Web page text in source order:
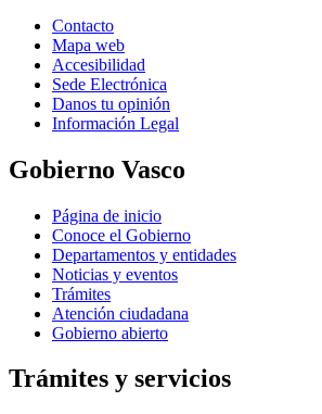
Contacto
Mapa web
Accesibilidad
Sede Electrónica
Danos tu opinión
Información Legal
Gobierno Vasco
Página de inicio
Conoce el Gobierno
Departamentos y entidades
Noticias y eventos
Trámites
Atención ciudadana
Gobierno abierto
Trámites y servicios